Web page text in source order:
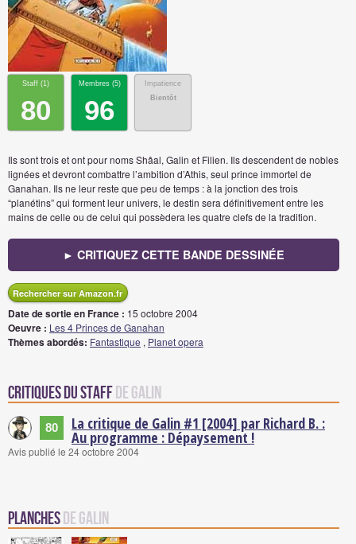
Staff (1)
80
Membres (5)
96
Impatience
Bientôt
Ils sont trois et ont pour noms Shâal, Galin et Filien. Ils descendent de nobles
lignées et devront combattre l’ambition d’Athis, seul prince immortel de
Ganahan. Ils ne leur reste que peu de temps : à la jonction des trois
“planétins” qui forment leur univers, le destin sera définitivement entre les
mains de celle ou de celui qui possèdera les quatre clefs de la tradition.
► CRITIQUEZ CETTE BANDE DESSINÉE
Rechercher sur Amazon.fr
Date de sortie en France : 15 octobre 2004
Oeuvre : Les 4 Princes de Ganahan
Thèmes abordés: Fantastique , Planet opera
Critiques du staffde Galin
80 La critique de Galin #1 [2004] par Richard B. :
Au programme : Dépaysement !
Avis publié le 24 octobre 2004
Planchesde Galin